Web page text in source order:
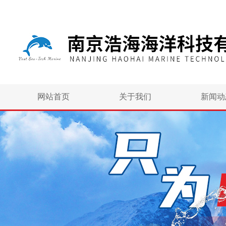
网站首页 关于我们 新闻